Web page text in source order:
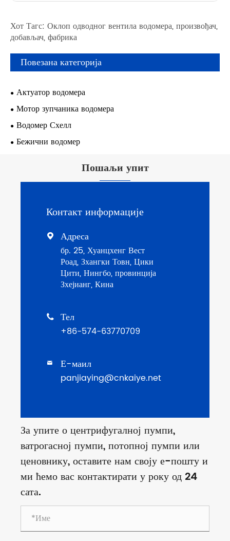
Хот Тагс: Оклоп одводног вентила водомера, произвођач,
добављач, фабрика
Повезана категорија
Актуатор водомера
Мотор зупчаника водомера
Водомер Схелл
Бежични водомер
Пошаљи упит
Контакт информације
 Адреса
бр. 25, Хуанцхенг Вест
Роад, Зхангки Товн, Цики
Цити, Нингбо, провинција
Зхејианг, Кина
 Тел
+86-574-63770709
 Е-маил
panjiaying@cnkaiye.net
За упите о центрифугалној пумпи,
ватрогасној пумпи, потопној пумпи или
ценовнику, оставите нам своју е-пошту и
ми ћемо вас контактирати у року од 24
сата.